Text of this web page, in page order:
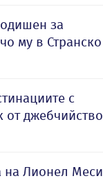
за
му в Странско
с
от джебчийство
на Лионел Меси